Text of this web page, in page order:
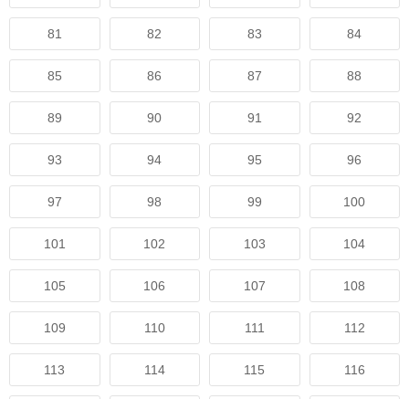
81 82 83 84
85 86 87 88
89 90 91 92
93 94 95 96
97 98 99 100
101 102 103 104
105 106 107 108
109 110 111 112
113 114 115 116